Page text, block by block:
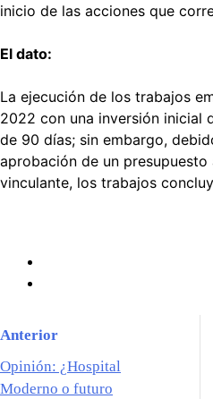
inicio de las acciones que
El dato:
La ejecución de los trabajos
2022 con una inversión inicial
de 90 días; sin embargo,
aprobación de un
vinculante, los trabajos
Anterior
Opinión: ¿Hospital
Moderno o futuro